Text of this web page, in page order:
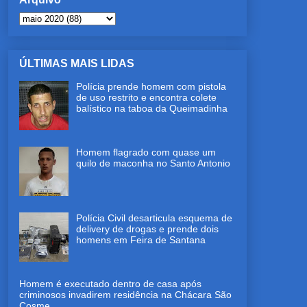
ÚLTIMAS MAIS LIDAS
Polícia prende homem com pistola
de uso restrito e encontra colete
balístico na taboa da Queimadinha
Homem flagrado com quase um
quilo de maconha no Santo Antonio
Polícia Civil desarticula esquema de
delivery de drogas e prende dois
homens em Feira de Santana
Homem é executado dentro de casa após
criminosos invadirem residência na Chácara São